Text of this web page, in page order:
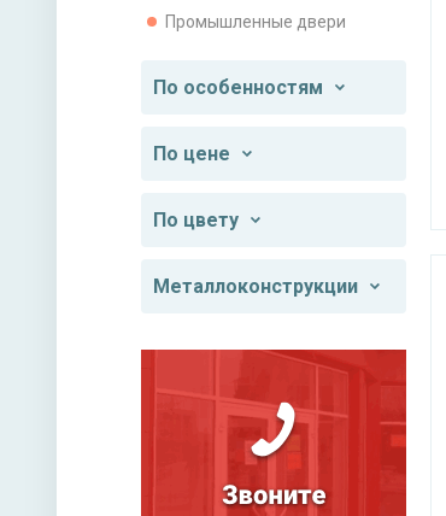
Промышленные двери
По особенностям
По цене
По цвету
Металлоконструкции